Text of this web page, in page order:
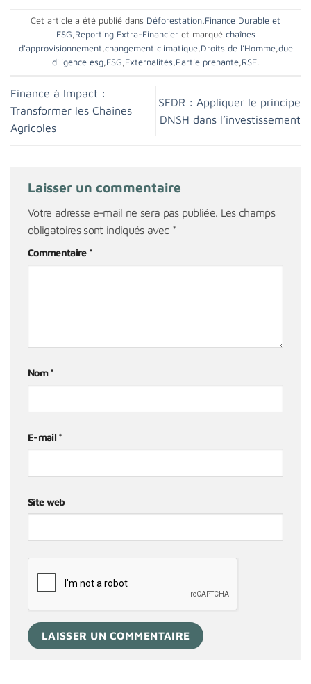
Cet article a été publié dans Déforestation,Finance Durable et
ESG,Reporting Extra-Financieret marqué chaînes
d'approvisionnement,changement climatique,Droits de l’Homme,due
diligence esg,ESG,Externalités,Partie prenante,RSE.
Finance à Impact :
Transformer les Chaînes
Agricoles
SFDR : Appliquer le principe
DNSH dans l’investissement
Laisser un commentaire
Votre adresse e-mail ne sera pas publiée. Les champs
obligatoires sont indiqués avec *
Commentaire *
Nom*
E-mail *
Site web